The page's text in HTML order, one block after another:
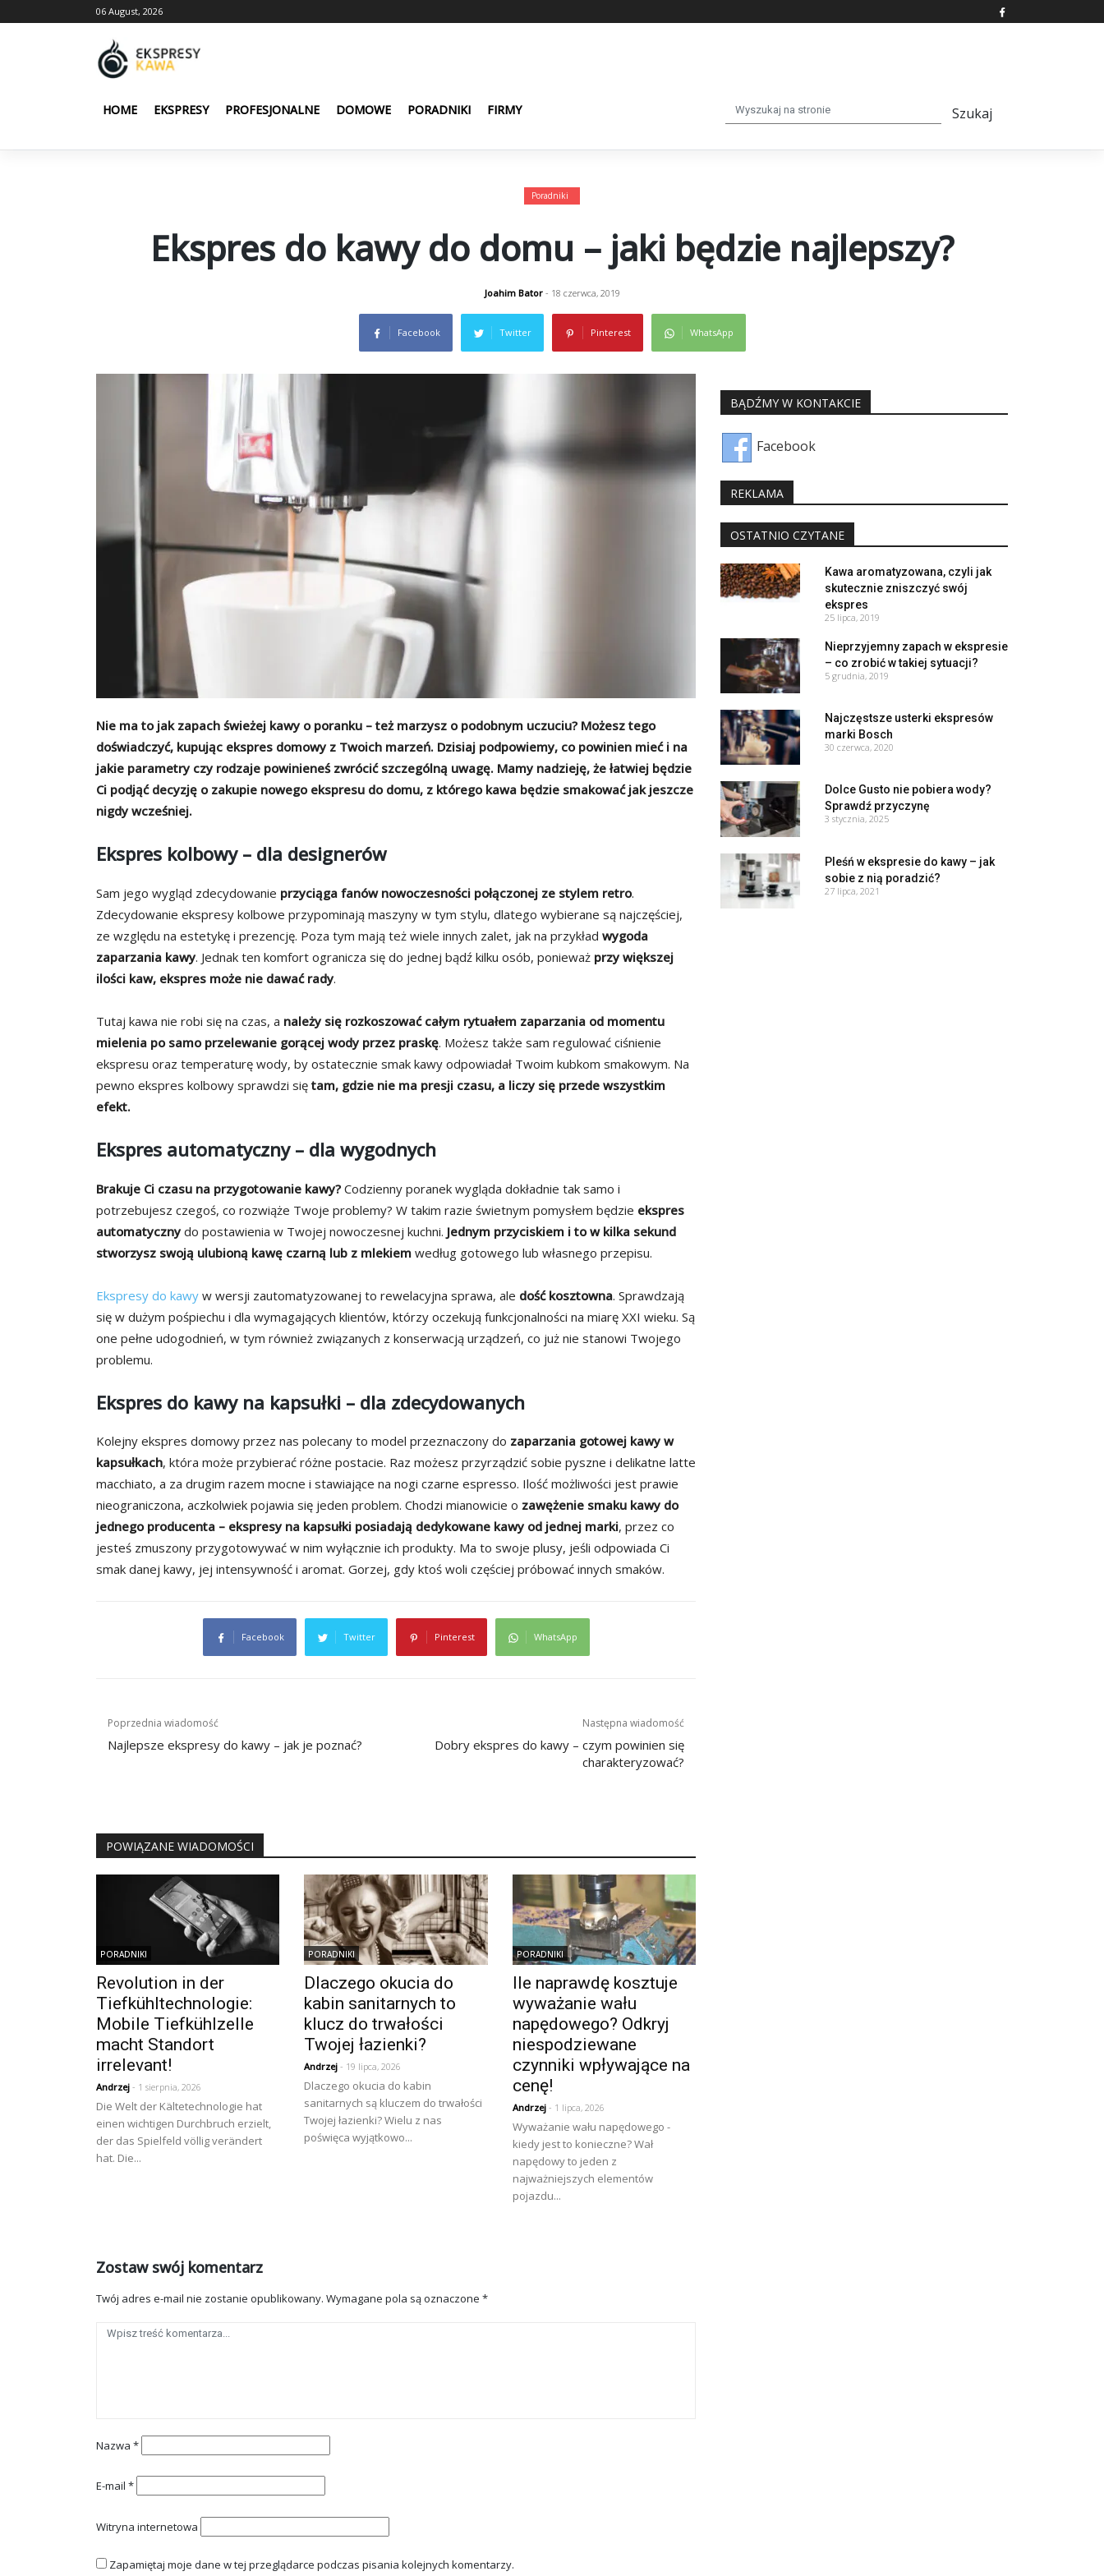
to
06 August, 2026
HOME EKSPRESY PROFESJONALNE DOMOWE PORADNIKI FIRMY
Poradniki
Ekspres do kawy do domu – jaki będzie najlepszy?
Joahim Bator- 18 czerwca, 2019
Facebook Twitter Pinterest WhatsApp
Nie ma to jak zapach świeżej kawy o poranku – też marzysz o podobnym uczuciu? Możesz tego
doświadczyć, kupując ekspres domowy z Twoich marzeń. Dzisiaj podpowiemy, co powinien mieć i na
jakie parametry czy rodzaje powinieneś zwrócić szczególną uwagę. Mamy nadzieję, że łatwiej będzie
Ci podjąć decyzję o zakupie nowego ekspresu do domu, z którego kawa będzie smakować jak jeszcze
nigdy wcześniej.
Ekspres kolbowy – dla designerów
Sam jego wygląd zdecydowanie przyciąga fanów nowoczesności połączonej ze stylem retro.
Zdecydowanie ekspresy kolbowe przypominają maszyny w tym stylu, dlatego wybierane są najczęściej,
ze względu na estetykę i prezencję. Poza tym mają też wiele innych zalet, jak na przykład wygoda
zaparzania kawy. Jednak ten komfort ogranicza się do jednej bądź kilku osób, ponieważ przy większej
ilości kaw, ekspres może nie dawać rady.
Tutaj kawa nie robi się na czas, a należy się rozkoszować całym rytuałem zaparzania od momentu
mielenia po samo przelewanie gorącej wody przez praskę. Możesz także sam regulować ciśnienie
ekspresu oraz temperaturę wody, by ostatecznie smak kawy odpowiadał Twoim kubkom smakowym. Na
pewno ekspres kolbowy sprawdzi siętam, gdzie nie ma presji czasu, a liczy się przede wszystkim
efekt.
Ekspres automatyczny – dla wygodnych
Brakuje Ci czasu na przygotowanie kawy? Codzienny poranek wygląda dokładnie tak samo i
potrzebujesz czegoś, co rozwiąże Twoje problemy? W takim razie świetnym pomysłem będzie ekspres
automatycznydo postawienia w Twojej nowoczesnej kuchni. Jednym przyciskiem i to w kilka sekund
stworzysz swoją ulubioną kawę czarną lub z mlekiem według gotowego lub własnego przepisu.
Ekspresy do kawy w wersji zautomatyzowanej to rewelacyjna sprawa, ale dość kosztowna. Sprawdzają
się w dużym pośpiechu i dla wymagających klientów, którzy oczekują funkcjonalności na miarę XXI wieku. Są
one pełne udogodnień, w tym również związanych z konserwacją urządzeń, co już nie stanowi Twojego
problemu.
Ekspres do kawy na kapsułki – dla zdecydowanych
Kolejny ekspres domowy przez nas polecany to model przeznaczony do zaparzania gotowej kawy w
kapsułkach, która może przybierać różne postacie. Raz możesz przyrządzić sobie pyszne i delikatne latte
macchiato, a za drugim razem mocne i stawiające na nogi czarne espresso. Ilość możliwości jest prawie
nieograniczona, aczkolwiek pojawia się jeden problem. Chodzi mianowicie o zawężenie smaku kawy do
jednego producenta – ekspresy na kapsułki posiadają dedykowane kawy od jednej marki, przez co
jesteś zmuszony przygotowywać w nim wyłącznie ich produkty. Ma to swoje plusy, jeśli odpowiada Ci
smak danej kawy, jej intensywność i aromat. Gorzej, gdy ktoś woli częściej próbować innych smaków.
Facebook Twitter Pinterest WhatsApp
Nawigacja
wpisu
Poprzednia wiadomość
Najlepsze ekspresy do kawy – jak je poznać?
Następna wiadomość
Dobry ekspres do kawy – czym powinien się
charakteryzować?
POWIĄZANE WIADOMOŚCI
PORADNIKI
Revolution in der
Tiefkühltechnologie:
Mobile Tiefkühlzelle
macht Standort
irrelevant!
Andrzej - 1 sierpnia, 2026
Die Welt der Kältetechnologie hat
einen wichtigen Durchbruch erzielt,
der das Spielfeld völlig verändert
hat. Die...
PORADNIKI
Dlaczego okucia do
kabin sanitarnych to
klucz do trwałości
Twojej łazienki?
Andrzej - 19 lipca, 2026
Dlaczego okucia do kabin
sanitarnych są kluczem do trwałości
Twojej łazienki? Wielu z nas
poświęca wyjątkowo...
PORADNIKI
Ile naprawdę kosztuje
wyważanie wału
napędowego? Odkryj
niespodziewane
czynniki wpływające na
cenę!
Andrzej- 1 lipca, 2026
Wyważanie wału napędowego -
kiedy jest to konieczne? Wał
napędowy to jeden z
najważniejszych elementów
pojazdu...
Zostaw swój komentarz
Twój adres e-mail nie zostanie opublikowany. Wymagane pola są oznaczone *
Nazwa *
E-mail *
Witryna internetowa
Zapamiętaj moje dane w tej przeglądarce podczas pisania kolejnych komentarzy.
BĄDŹMY W KONTAKCIE
Facebook
REKLAMA
OSTATNIO CZYTANE
Kawa aromatyzowana, czyli jak
skutecznie zniszczyć swój
ekspres
25 lipca, 2019
Nieprzyjemny zapach w ekspresie
– co zrobić w takiej sytuacji?
5 grudnia, 2019
Najczęstsze usterki ekspresów
marki Bosch
30 czerwca, 2020
Dolce Gusto nie pobiera wody?
Sprawdź przyczynę
3 stycznia, 2025
Pleśń w ekspresie do kawy – jak
sobie z nią poradzić?
27 lipca, 2021